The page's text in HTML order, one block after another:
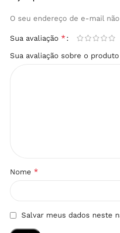
O seu endereço de e-mail
Sua avaliação *
Sua avaliação sobre o produto
Nome *
Salvar meus dados neste